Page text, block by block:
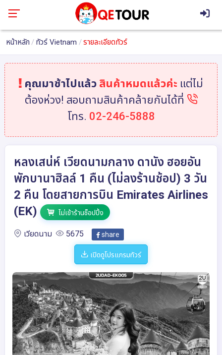
หน้าหลัก ทัวร์ Vietnam รายละเอียดทัวร์
คุณมาช้าไปแล้ว สินค้าหมดแล้วค่ะ แต่ไม่
ต้องห่วง! สอบถามสินค้าคล้ายกันได้ที่
โทร. 02-246-5888
หลงเสน่ห์ เวียดนามกลาง ดานัง ฮอยอัน
พักบานาฮิลล์ 1 คืน (ไม่ลงร้านช้อป) 3 วัน
2 คืน โดยสายการบิน Emirates Airlines
(EK)
ไม่เข้าร้านช็อปปิ้ง
เวียดนาม 5675 share
เปิดดูโปรแกรมทัวร์